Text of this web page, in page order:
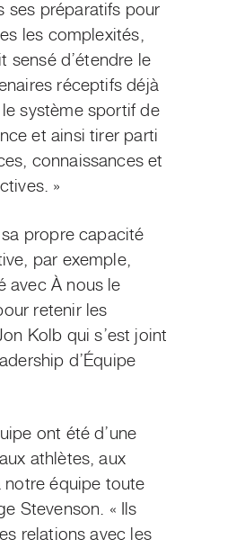
ses préparatifs pour
les complexités,
sensé d’étendre le
réceptifs déjà
système sportif de
et ainsi tirer parti
connaissances et
»
propre capacité
par exemple,
avec À nous le
retenir les
Kolb qui s’est joint
d’Équipe
ont été d’une
athlètes, aux
notre équipe toute
Stevenson. « Ils
relations avec les